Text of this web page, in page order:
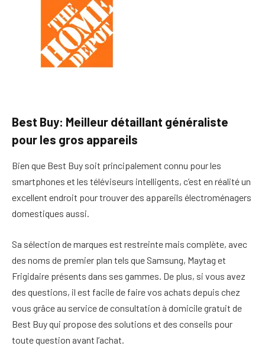
Best Buy: Meilleur détaillant généraliste
pour les gros appareils
Bien que Best Buy soit principalement connu pour les
smartphones et les téléviseurs intelligents, c’est en réalité un
excellent endroit pour trouver des appareils électroménagers
domestiques aussi.
Sa sélection de marques est restreinte mais complète, avec
des noms de premier plan tels que Samsung, Maytag et
Frigidaire présents dans ses gammes. De plus, si vous avez
des questions, il est facile de faire vos achats depuis chez
vous grâce au service de consultation à domicile gratuit de
Best Buy qui propose des solutions et des conseils pour
toute question avant l’achat.